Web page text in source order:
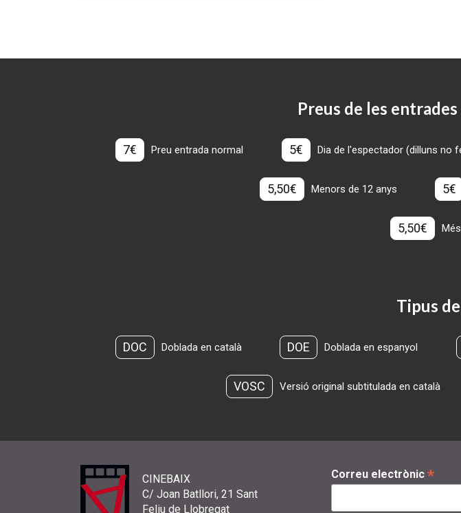
Preus de les
7€ Preu entrada normal 5€ Dia de l'espectador (dilluns no
5,50€ Menors de 12 anys 5€
5,50€
Tipus
DOC Doblada en català DOE Doblada en espanyol
VOSC Versió original subtitulada en català
CINEBAIX
C/ Joan Batllori, 21 Sant
Feliu de Llobregat
Correu electrònic *